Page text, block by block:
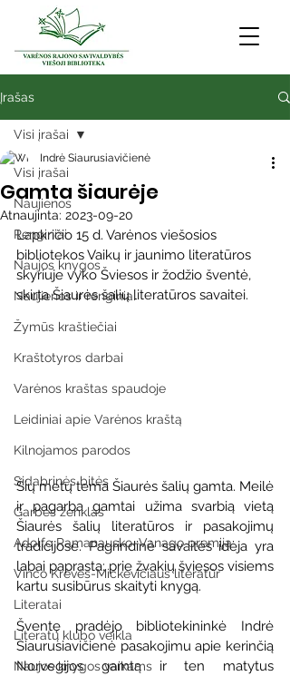
Įrašas
Visi įrašai
Naujienos
Renginiai
Naujos knygos
Naujienos ir renginiai
Žymūs kraštiečiai
Kraštotyros darbai
Varėnos kraštas spaudoje
Leidiniai apie Varėnos kraštą
Kilnojamos parodos
Sidabrinės bitės
Garbės ženklas
Adolfo Ramanausko–Vanago premija
Vinco Krėvės-Mickevičiaus literatūr
Literatai
Literatų klubo veikla
Naujos knygos vaikams
Visi įrašai
Gamta šiaurėje
Indrė Siaurusiavičienė
Atnaujinta: 2023-09-20
Lapkričio 15 d. Varėnos viešosios
bibliotekos Vaikų ir jaunimo literatūros
skyriuje vyko Šviesos ir žodžio šventė,
skirta Šiaurės šalių literatūros savaitei.
Šių metų tema Šiaurės šalių gamta. Meilė
ir pagarba gamtai užima svarbią vietą
Šiaurės šalių literatūros ir pasakojimų
tradicijose. Pagrindinė savaitės idėja yra
labai paprasta: prie žvakių šviesos visiems
kartu susibūrus skaityti knygą.
Šventę pradėjo bibliotekininkė Indrė
Siaurusiavičienė pasakojimu apie kerinčią
Norvegijos gamtą ir ten matytus